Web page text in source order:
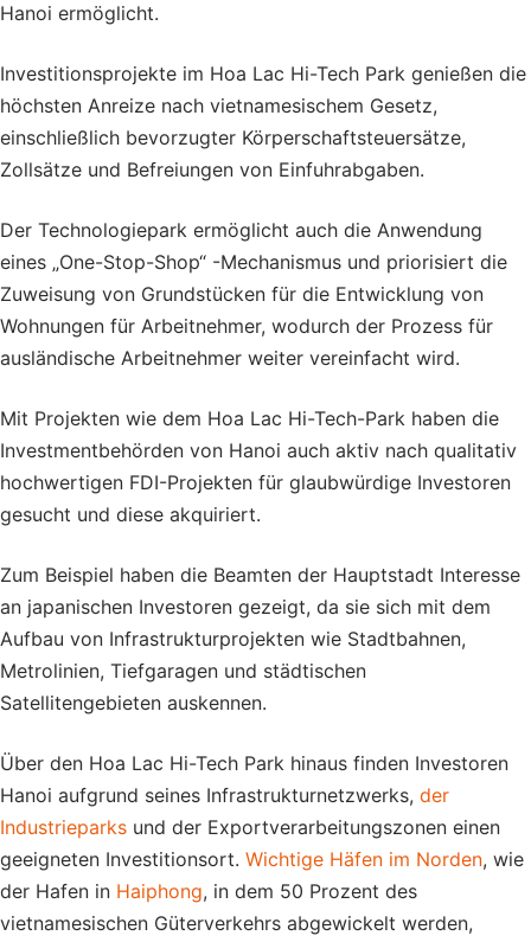
Hanoi ermöglicht.
Investitionsprojekte im Hoa Lac Hi-Tech Park genießen die
höchsten Anreize nach vietnamesischem Gesetz,
einschließlich bevorzugter Körperschaftsteuersätze,
Zollsätze und Befreiungen von Einfuhrabgaben.
Der Technologiepark ermöglicht auch die Anwendung
eines „One-Stop-Shop“ -Mechanismus und priorisiert die
Zuweisung von Grundstücken für die Entwicklung von
Wohnungen für Arbeitnehmer, wodurch der Prozess für
ausländische Arbeitnehmer weiter vereinfacht wird.
Mit Projekten wie dem Hoa Lac Hi-Tech-Park haben die
Investmentbehörden von Hanoi auch aktiv nach qualitativ
hochwertigen FDI-Projekten für glaubwürdige Investoren
gesucht und diese akquiriert.
Zum Beispiel haben die Beamten der Hauptstadt Interesse
an japanischen Investoren gezeigt, da sie sich mit dem
Aufbau von Infrastrukturprojekten wie Stadtbahnen,
Metrolinien, Tiefgaragen und städtischen
Satellitengebieten auskennen.
Über den Hoa Lac Hi-Tech Park hinaus finden Investoren
Hanoi aufgrund seines Infrastrukturnetzwerks, der
Industrieparks und der Exportverarbeitungszonen einen
geeigneten Investitionsort. Wichtige Häfen im Norden, wie
der Hafen in Haiphong, in dem 50 Prozent des
vietnamesischen Güterverkehrs abgewickelt werden,